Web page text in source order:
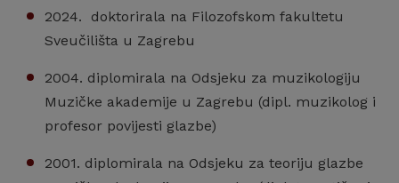
2024. doktorirala na Filozofskom fakultetu
Sveučilišta u Zagrebu
2004. diplomirala na Odsjeku za muzikologiju
Muzičke akademije u Zagrebu (dipl. muzikolog i
profesor povijesti glazbe)
2001. diplomirala na Odsjeku za teoriju glazbe